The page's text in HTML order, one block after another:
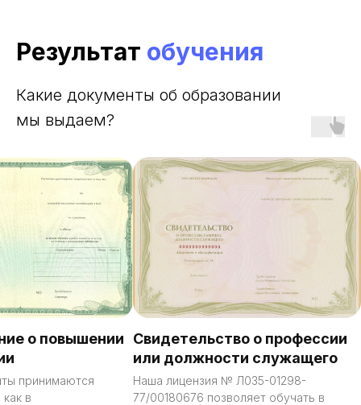
Результат обучения
Какие документы об образовании
мы выдаем?
о повышении
принимаются
в
Свидетельство о профессии
или должности служащего
Наша лицензия № Л035-01298-
77/00180676 позволяет обучать в